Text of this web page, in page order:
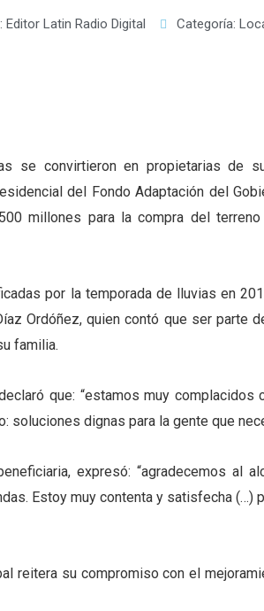
Editor Latin Radio Digital Categoría:
se convirtieron en propietarias de
del Fondo Adaptación del
millones para la compra del
por la temporada de lluvias en
Ordóñez, quien contó que ser parte
familia.
que: “estamos muy
soluciones dignas para la gente que
expresó: “agradecemos al
Estoy muy contenta y satisfecha (…)
reitera su compromiso con el